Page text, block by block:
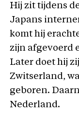
Hij zit tijdens
Japans
komt hij
zijn afgevoerd
Later doet hij
Zwitserland,
geboren.
Nederland.